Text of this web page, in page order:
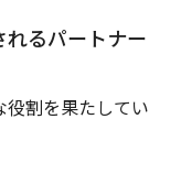
るパートナー
役割を果たしてい